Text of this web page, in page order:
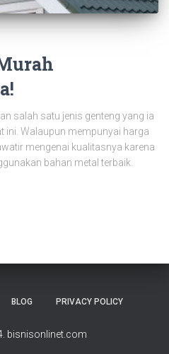
salah satu jenis genteng yang ia
ini. Walaupun mempunyai harga
mengenai kualitasnya karena
bahan metal terbaik.
BLOG PRIVACY POLICY
bisnisonlinet.com